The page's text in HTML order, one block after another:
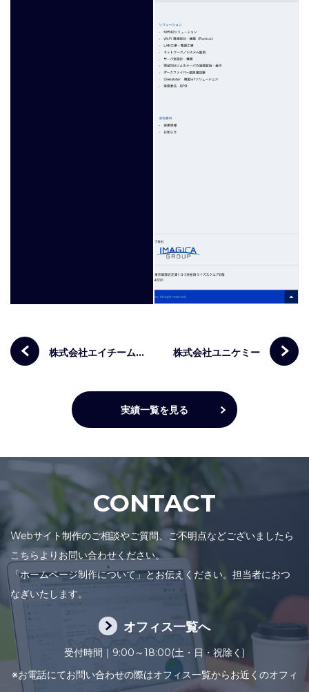
株式会社エイチームライフスタイル
実績一覧を見る
株式会社ユニケミー
CONTACT
Webサイト制作のご相談やご質問、ご不明点などございましたら
こちらよりお問い合わせください。
「ホームページ制作について」とお伝えください。担当者におつ
なぎいたします。
オフィス一覧へ
受付時間｜9:00～18:00(土・日・祝除く)
※お電話にてお問い合わせの際はオフィス一覧からお近くのオフィ